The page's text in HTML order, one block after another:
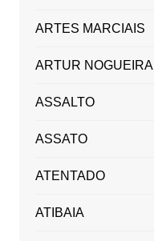
ARTES MARCIAIS
ARTUR NOGUEIRA
ASSALTO
ASSATO
ATENTADO
ATIBAIA